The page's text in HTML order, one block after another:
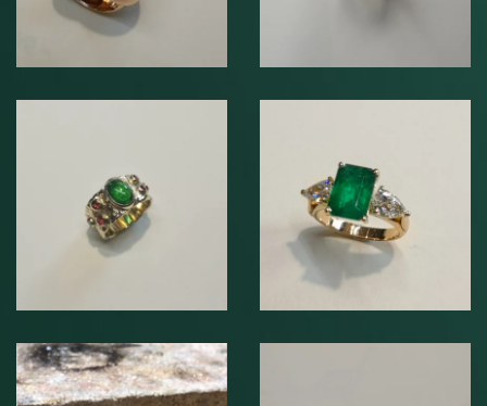
accompagnée
d’un Grenat
tsavorite et de
Bague en or jaune
750°°° sertie
d’une Emeraude
et de diamants.